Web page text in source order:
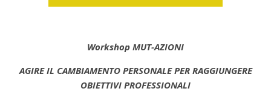
Workshop MUT-AZIONI
AGIRE IL CAMBIAMENTO PERSONALE PER RAGGIUNGERE
OBIETTIVI PROFESSIONALI